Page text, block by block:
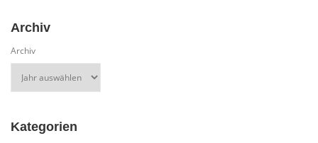
Archiv
Archiv
Kategorien